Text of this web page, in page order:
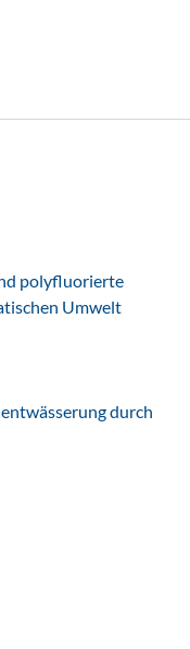
polyfluorierte
Umwelt
durch